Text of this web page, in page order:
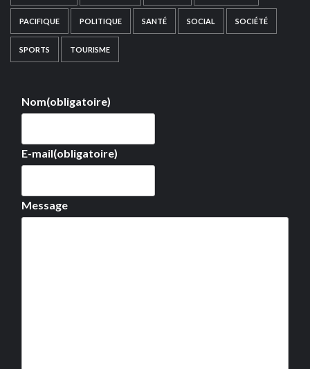
PACIFIQUE POLITIQUE SANTÉ SOCIAL SOCIÉTÉ
SPORTS TOURISME
Nom(obligatoire)
E-mail(obligatoire)
Message